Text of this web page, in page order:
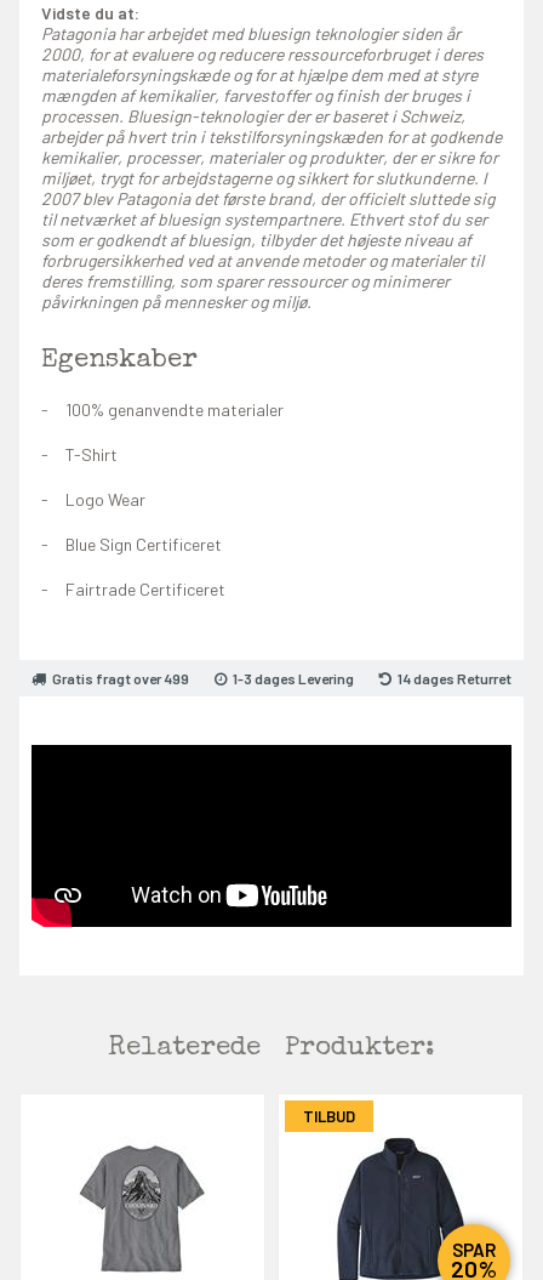
Vidste du at:
Patagonia har arbejdet med bluesign teknologier siden år
2000, for at evaluere og reducere ressourceforbruget i deres
materialeforsyningskæde og for at hjælpe dem med at styre
mængden af kemikalier, farvestoffer og finish der bruges i
processen. Bluesign-teknologier der er baseret i Schweiz,
arbejder på hvert trin i tekstilforsyningskæden for at godkende
kemikalier, processer, materialer og produkter, der er sikre for
miljøet, trygt for arbejdstagerne og sikkert for slutkunderne. I
2007 blev Patagonia det første brand, der officielt sluttede sig
til netværket af bluesign systempartnere. Ethvert stof du ser
som er godkendt af bluesign, tilbyder det højeste niveau af
forbrugersikkerhed ved at anvende metoder og materialer til
deres fremstilling, som sparer ressourcer og minimerer
påvirkningen på mennesker og miljø.
Egenskaber
100% genanvendte materialer
T-Shirt
Logo Wear
Blue Sign Certificeret
Fairtrade Certificeret
Gratis fragt over 499 1-3 dages Levering 14 dages Returret
Relaterede Produkter:
TILBUD
SPAR
20%